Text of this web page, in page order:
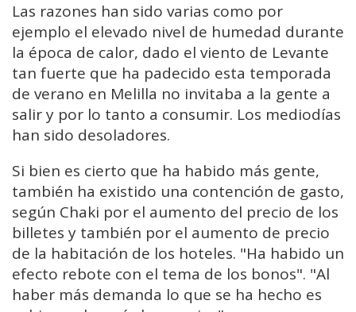
Las razones han sido varias como por
ejemplo el elevado nivel de humedad durante
la época de calor, dado el viento de Levante
tan fuerte que ha padecido esta temporada
de verano en Melilla no invitaba a la gente a
salir y por lo tanto a consumir. Los mediodías
han sido desoladores.
Si bien es cierto que ha habido más gente,
también ha existido una contención de gasto,
según Chaki por el aumento del precio de los
billetes y también por el aumento de precio
de la habitación de los hoteles. "Ha habido un
efecto rebote con el tema de los bonos". "Al
haber más demanda lo que se ha hecho es